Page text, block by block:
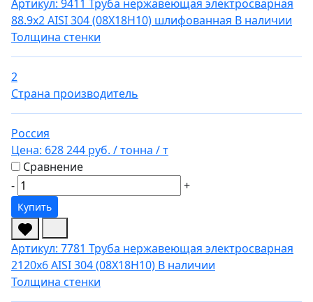
Артикул: 9411 Труба нержавеющая электросварная
88.9х2 AISI 304 (08Х18Н10) шлифованная В наличии
Толщина стенки
2
Страна производитель
Россия
Цена: 628 244 руб. / тонна / т
Сравнение
-
+
Купить
Артикул: 7781 Труба нержавеющая электросварная
2120х6 AISI 304 (08Х18Н10) В наличии
Толщина стенки